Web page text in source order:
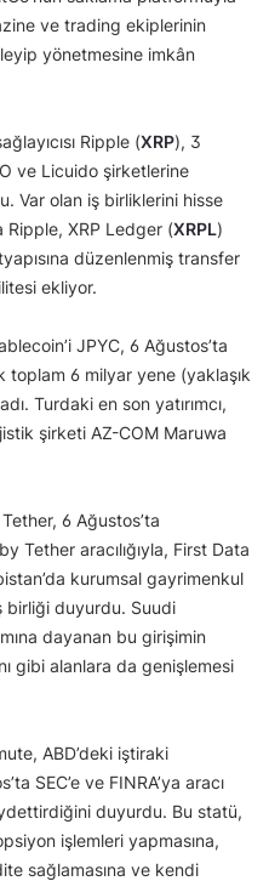
ve trading ekiplerinin
yönetmesine imkân
Ripple (XRP), 3
ve Licuido şirketlerine
Var olan iş birliklerini hisse
Ripple, XRP Ledger (XRPL)
düzenlenmiş transfer
ekliyor.
JPYC, 6 Ağustos’ta
toplam 6 milyar yene (yaklaşık
Turdaki en son yatırımcı,
şirketi AZ-COM Maruwa
6 Ağustos’ta
Tether aracılığıyla, First Data
kurumsal gayrimenkul
birliği duyurdu. Suudi
dayanan bu girişimin
gibi alanlara da genişlemesi
ABD’deki iştiraki
SEC’e ve FINRA’ya aracı
duyurdu. Bu statü,
işlemleri yapmasına,
sağlamasına ve kendi